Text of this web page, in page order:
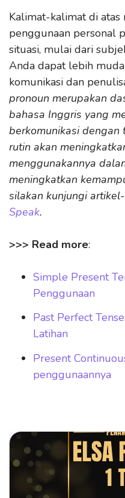
Kalimat-kalimat di
penggunaan personal
situasi, mulai dari
Anda dapat lebih
komunikasi dan
pronoun merupakan
bahasa Inggris yang
berkomunikasi dengan
rutin akan
menggunakannya
meningkatkan
silakan kunjungi
Speak.
>>> Read more:
Simple Present
Penggunaan
Past Perfect
Latihan
Present
penggunaannya